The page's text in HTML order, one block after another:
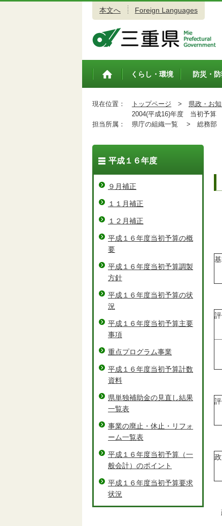
本文へ Foreign Languages
トップペ
くらし・環境 防災・
現在位置： トップページ > 県政・お
2004(平成16)年度 当初予算
担当所属：
県庁の組織一覧 > 総務
平成１６年度
９月補正
１１月補正
１２月補正
平成１６年度当初予算の概
要
平成１６年度当初予算調製
方針
平成１６年度当初予算の状
況
平成１６年度当初予算主要
事項
重点プログラム事業
平成１６年度当初予算計数
資料
県単独補助金の見直し結果
一覧表
事業の廃止・休止・リフォ
ーム一覧表
平成１６年度当初予算（一
般会計）のポイント
平成１６年度当初予算要求
状況